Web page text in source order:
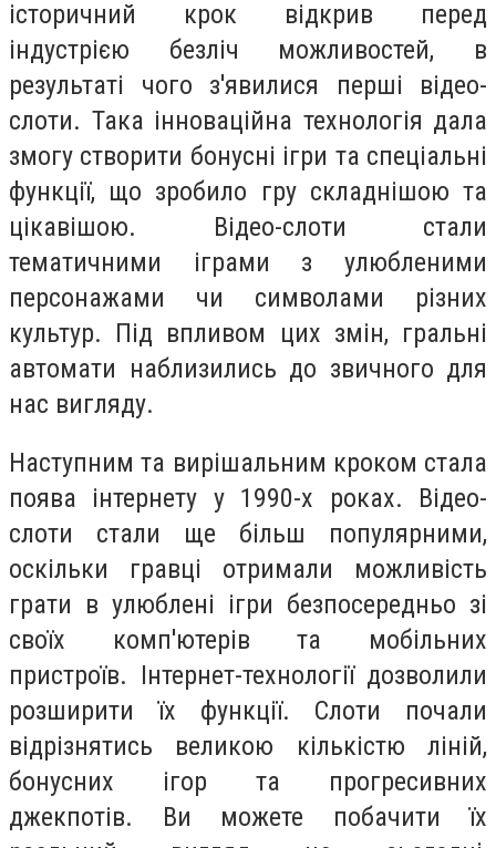
історичний крок відкрив перед
індустрією безліч можливостей, в
результаті чого з'явилися перші відео-
слоти. Така інноваційна технологія дала
змогу створити бонусні ігри та спеціальні
функції, що зробило гру складнішою та
цікавішою. Відео-слоти стали
тематичними іграми з улюбленими
персонажами чи символами різних
культур. Під впливом цих змін, гральні
автомати наблизились до звичного для
нас вигляду.
Наступним та вирішальним кроком стала
поява інтернету у 1990-х роках. Відео-
слоти стали ще більш популярними,
оскільки гравці отримали можливість
грати в улюблені ігри безпосередньо зі
своїх комп'ютерів та мобільних
пристроїв. Інтернет-технології дозволили
розширити їх функції. Слоти почали
відрізнятись великою кількістю ліній,
бонусних ігор та прогресивних
джекпотів. Ви можете побачити їх